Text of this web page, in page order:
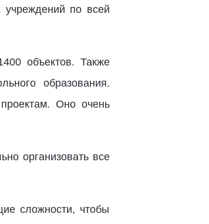
учреждений по всей
объектов. Также
образования.
Оно очень
организовать все
сложности, чтобы